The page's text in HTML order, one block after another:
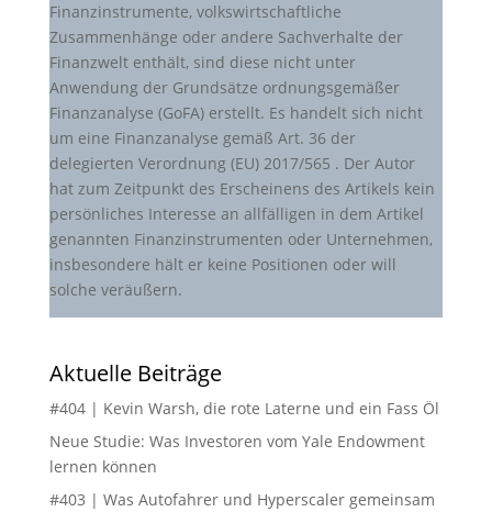
Finanzinstrumente, volkswirtschaftliche
Zusammenhänge oder andere Sachverhalte der
Finanzwelt enthält, sind diese nicht unter
Anwendung der Grundsätze ordnungsgemäßer
Finanzanalyse (GoFA) erstellt. Es handelt sich nicht
um eine Finanzanalyse gemäß Art. 36 der
delegierten Verordnung (EU) 2017/565 . Der Autor
hat zum Zeitpunkt des Erscheinens des Artikels kein
persönliches Interesse an allfälligen in dem Artikel
genannten Finanzinstrumenten oder Unternehmen,
insbesondere hält er keine Positionen oder will
solche veräußern.
Aktuelle Beiträge
#404 | Kevin Warsh, die rote Laterne und ein Fass Öl
Neue Studie: Was Investoren vom Yale Endowment
lernen können
#403 | Was Autofahrer und Hyperscaler gemeinsam